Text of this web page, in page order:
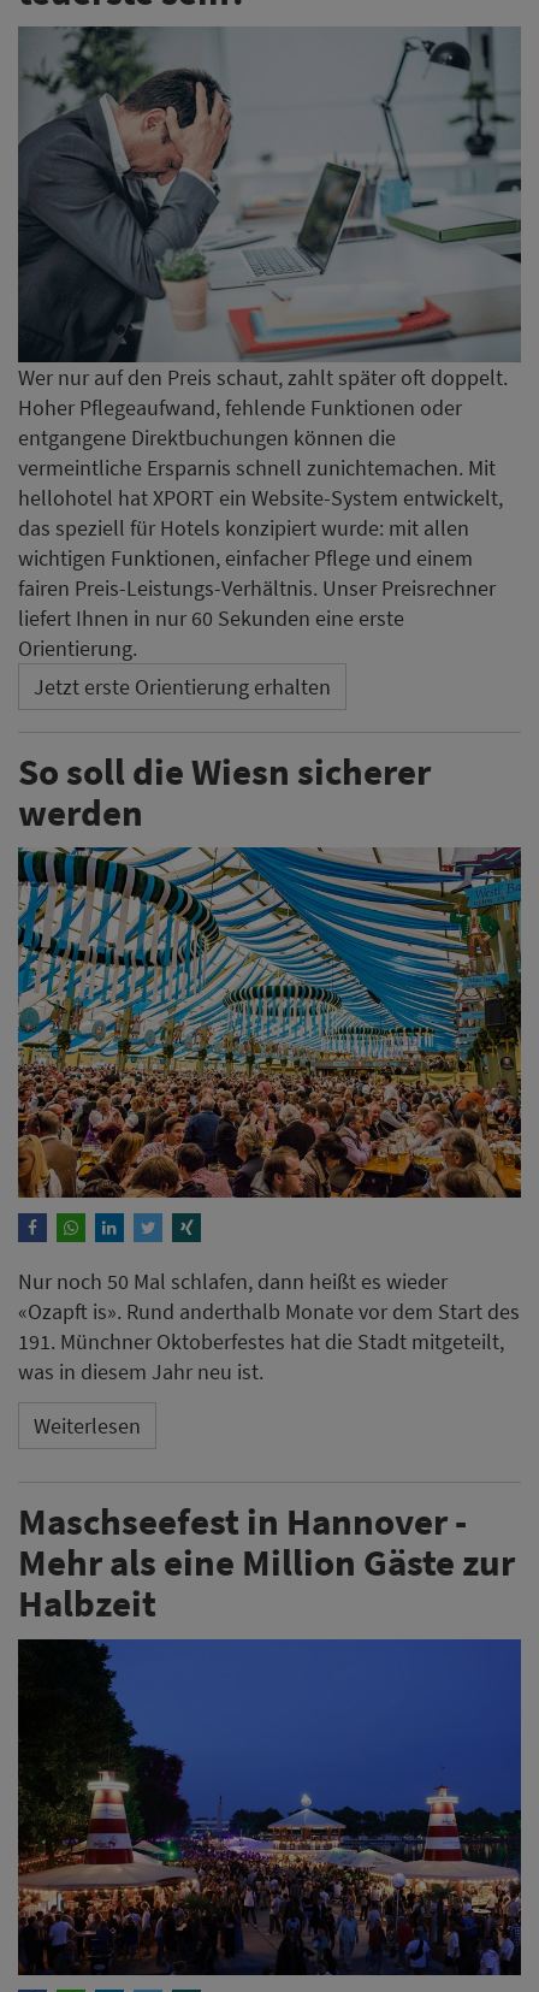
Wer nur auf den Preis schaut, zahlt später oft doppelt.
Hoher Pflegeaufwand, fehlende Funktionen oder
entgangene Direktbuchungen können die
vermeintliche Ersparnis schnell zunichtemachen. Mit
hellohotel hat XPORT ein Website-System entwickelt,
das speziell für Hotels konzipiert wurde: mit allen
wichtigen Funktionen, einfacher Pflege und einem
fairen Preis-Leistungs-Verhältnis. Unser Preisrechner
liefert Ihnen in nur 60 Sekunden eine erste
Orientierung.
Jetzt erste Orientierung erhalten
So soll die Wiesn sicherer
werden
Nur noch 50 Mal schlafen, dann heißt es wieder
«Ozapft is». Rund anderthalb Monate vor dem Start des
191. Münchner Oktoberfestes hat die Stadt mitgeteilt,
was in diesem Jahr neu ist.
Weiterlesen
Maschseefest in Hannover -
Mehr als eine Million Gäste zur
Halbzeit